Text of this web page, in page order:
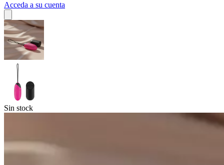
Acceda a su cuenta
Sin stock